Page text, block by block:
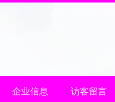
企业信息 访客留言